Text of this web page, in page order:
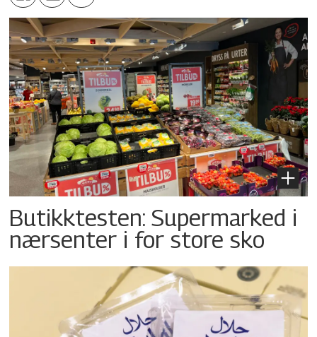
Butikktesten: Supermarked i
nærsenter i for store sko